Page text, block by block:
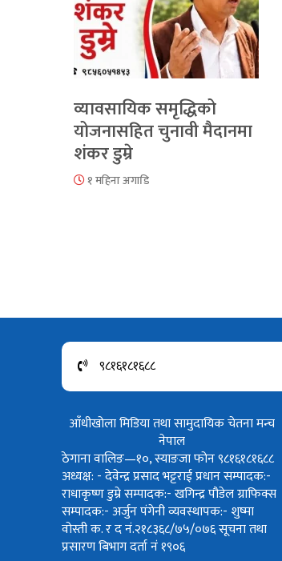
व्यावसायिक समृद्धिको
योजनासहित चुनावी मैदानमा
शंकर डुम्रे
१ महिना अगाडि
९८१६१८१६८८
आँधीखोला मिडिया तथा सामुदायिक चेतना मन्च
नेपाल
ठेगाना वालिङ—१०, स्याङजा फोन ९८१६१८१६८८
अध्यक्ष: - देवेन्द्र प्रसाद भट्टराईप्रधान सम्पादक:-
राधाकृष्ण डुम्रेसम्पादक:- खगिन्द्र पौडेलग्राफिक्स
सम्पादक:- अर्जुन पंगेनीव्यवस्थापक:- शुष्मा
वोस्तीक. र द नं.२१८३६८/७५/०७६सूचना तथा
प्रसारण बिभाग दर्ता नं १९०६